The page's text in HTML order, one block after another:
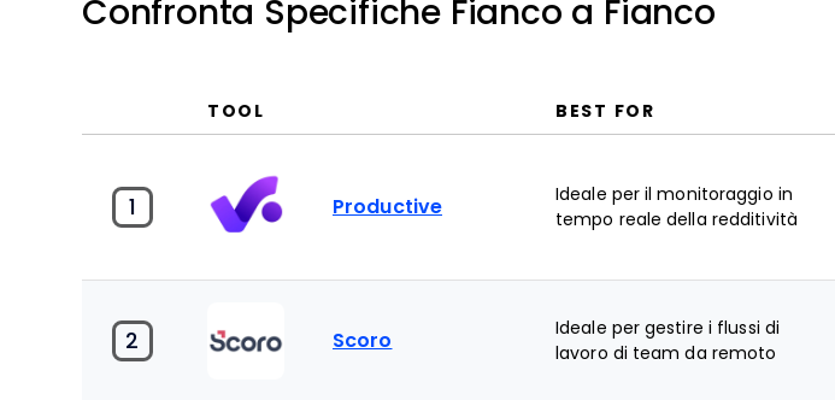
Confronta Specifiche Fianco a Fianco
TOOL BEST FOR
1 Productive
Ideale per il monitoraggio in
tempo reale della redditività
2 Scoro
Ideale per gestire i flussi di
lavoro di team da remoto